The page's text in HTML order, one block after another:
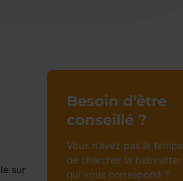
sur
Besoin d’être
conseillé ?
Vous n’avez pas le temps
de chercher la babysitter
qui vous correspond ?